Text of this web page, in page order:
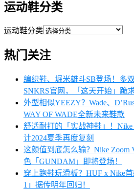
运动鞋分类
运动鞋分类
热门关注
编织鞋、堀米雄斗SB登场！多
SNKRS官网，「这天开始」跪
外型相似YEEZY？Wade、
WAY OF WADE全新未来鞋款
舒适耐打的「实战神鞋」！Nike
计2024夏季再度复刻
这颜值到底怎么输？Nike Zoom
色「GUNDAM」即将登场！
穿上跑鞋玩滑板？HUF x Nike
1」据传明年回归！